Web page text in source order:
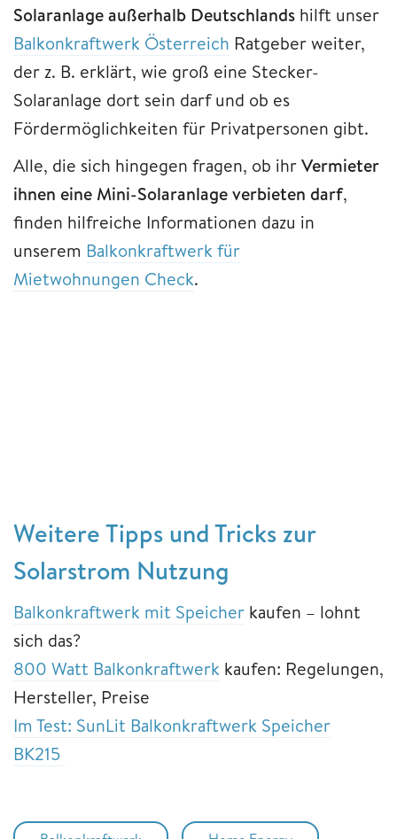
Solaranlage außerhalb Deutschlands hilft unser
Balkonkraftwerk Österreich Ratgeber weiter,
der z. B. erklärt, wie groß eine Stecker-
Solaranlage dort sein darf und ob es
Fördermöglichkeiten für Privatpersonen gibt.
Alle, die sich hingegen fragen, ob ihrVermieter
ihnen eine Mini-Solaranlage verbieten darf,
finden hilfreiche Informationen dazu in
unserem Balkonkraftwerk für
Mietwohnungen Check.
Weitere Tipps und Tricks zur
Solarstrom Nutzung
Balkonkraftwerk mit Speicher kaufen – lohnt
sich das?
800 Watt Balkonkraftwerk kaufen: Regelungen,
Hersteller, Preise
Im Test: SunLit Balkonkraftwerk Speicher
BK215